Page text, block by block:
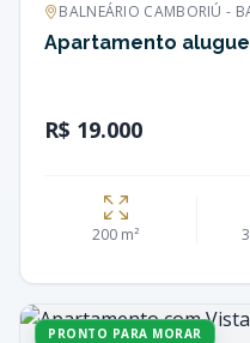
BALNEÁRIO CAMBORIÚ -
Apartamento
R$ 19.000
200 m²
PRONTO PARA MORAR